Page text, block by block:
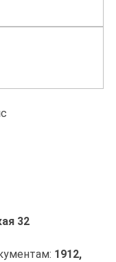
32
1912,